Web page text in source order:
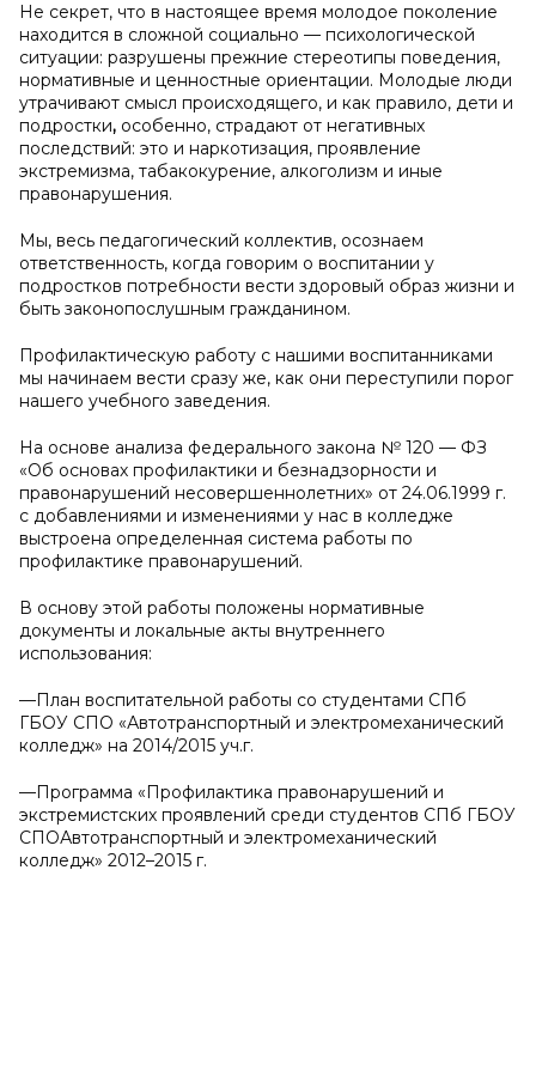
Не секрет, что в настоящее время молодое поколение
находится в сложной социально — психологической
ситуации: разрушены прежние стереотипы поведения,
нормативные и ценностные ориентации. Молодые люди
утрачивают смысл происходящего, и как правило, дети и
подростки, особенно, страдают от негативных
последствий: это и наркотизация, проявление
экстремизма, табакокурение, алкоголизм и иные
правонарушения.
Мы, весь педагогический коллектив, осознаем
ответственность, когда говорим о воспитании у
подростков потребности вести здоровый образ жизни и
быть законопослушным гражданином.
Профилактическую работу с нашими воспитанниками
мы начинаем вести сразу же, как они переступили порог
нашего учебного заведения.
На основе анализа федерального закона № 120 — ФЗ
«Об основах профилактики и безнадзорности и
правонарушений несовершеннолетних» от 24.06.1999 г.
с добавлениями и изменениями у нас в колледже
выстроена определенная система работы по
профилактике правонарушений.
В основу этой работы положены нормативные
документы и локальные акты внутреннего
использования:
—План воспитательной работы со студентами СПб
ГБОУ СПО «Автотранспортный и электромеханический
колледж» на 2014/2015 уч.г.
—Программа «Профилактика правонарушений и
экстремистских проявлений среди студентов СПб ГБОУ
СПОАвтотранспортный и электромеханический
колледж» 2012–2015 г.